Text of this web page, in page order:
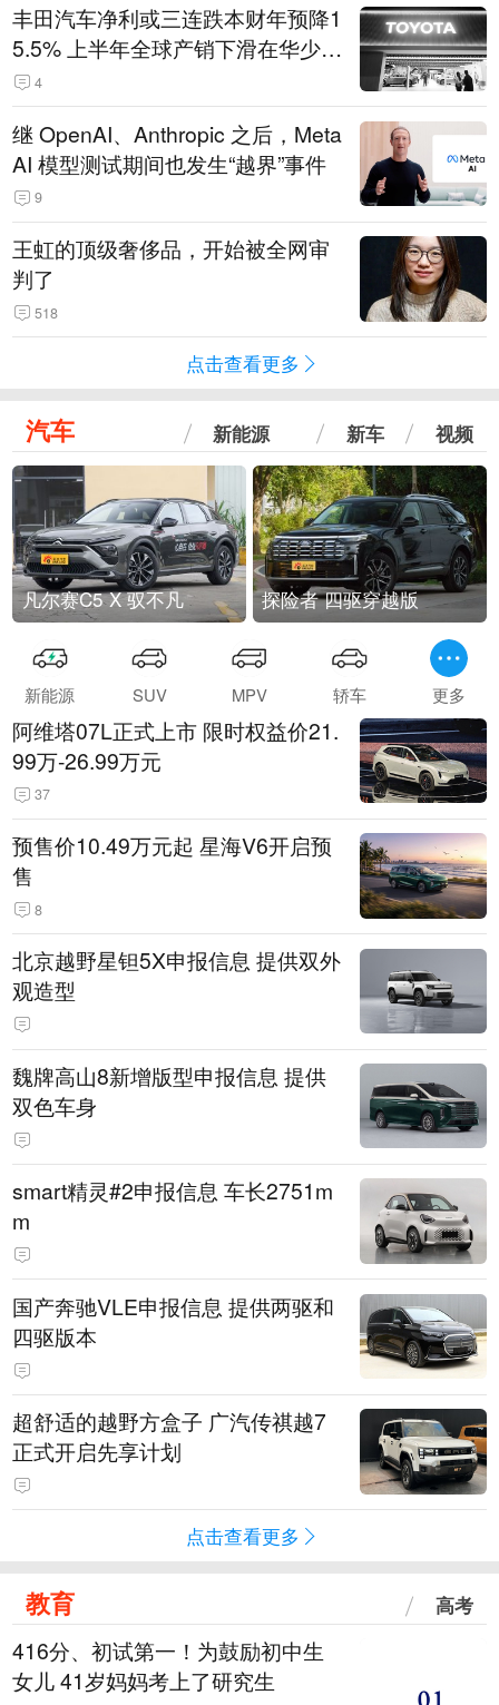
丰田汽车净利或三连跌本财年预降1
5.5% 上半年全球产销下滑在华少卖
14.3万辆
4
继 OpenAI、Anthropic 之后，Meta
AI 模型测试期间也发生“越界”事件
9
王虹的顶级奢侈品，开始被全网审
判了
518
点击查看更多
汽车 新能源 新车 视频
凡尔赛C5 X 驭不凡 探险者 四驱穿越版
新能源 SUV MPV 轿车 更多
阿维塔07L正式上市 限时权益价21.
99万-26.99万元
37
预售价10.49万元起 星海V6开启预
售
8
北京越野星钽5X申报信息 提供双外
观造型
魏牌高山8新增版型申报信息 提供
双色车身
smart精灵#2申报信息 车长2751m
m
国产奔驰VLE申报信息 提供两驱和
四驱版本
超舒适的越野方盒子 广汽传祺越7
正式开启先享计划
点击查看更多
教育 高考
416分、初试第一！为鼓励初中生
女儿 41岁妈妈考上了研究生